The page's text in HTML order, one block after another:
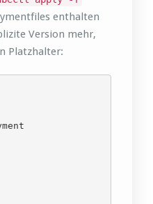
enthalten
Version mehr,
Platzhalter: